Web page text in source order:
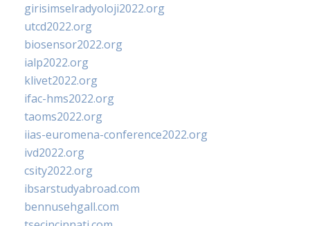
girisimselradyoloji2022.org
utcd2022.org
biosensor2022.org
ialp2022.org
klivet2022.org
ifac-hms2022.org
taoms2022.org
iias-euromena-conference2022.org
ivd2022.org
csity2022.org
ibsarstudyabroad.com
bennusehgall.com